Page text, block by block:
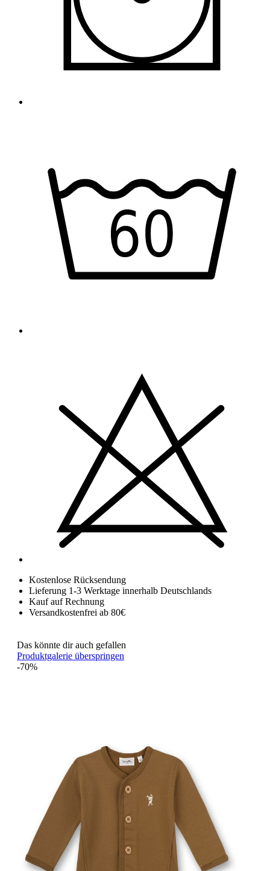
Kostenlose Rücksendung
Lieferung 1-3 Werktage innerhalb Deutschlands
Kauf auf Rechnung
Versandkostenfrei ab 80€
Das könnte dir auch gefallen
Produktgalerie überspringen
-70%